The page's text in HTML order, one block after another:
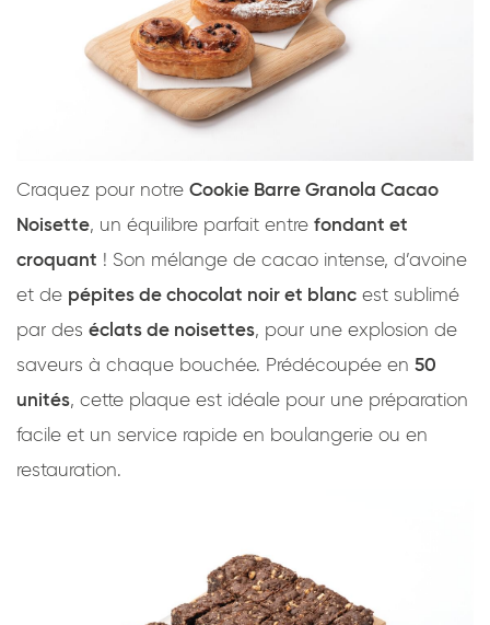
Craquez pour notre Cookie Barre Granola Cacao
Noisette, un équilibre parfait entre fondant et
croquant ! Son mélange de cacao intense, d’avoine
et de pépites de chocolat noir et blanc est sublimé
par des éclats de noisettes, pour une explosion de
saveurs à chaque bouchée. Prédécoupée en 50
unités, cette plaque est idéale pour une préparation
facile et un service rapide en boulangerie ou en
restauration.